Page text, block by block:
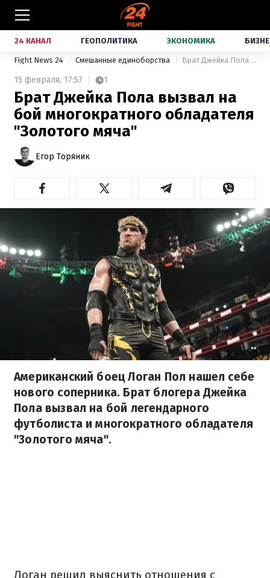
24 КАНАЛ ГЕОПОЛИТИКА ЭКОНОМИКА
Fight News 24 Смешанные единоборства Брат Джейка Пола вызвал на бой многократного обладателя "Золотого мяча"
15 февраля, 17:57 1
Брат Джейка Пола вызвал на
бой многократного обладателя
"Золотого мяча"
Егор Торяник
Американский боец Логан Пол нашел себе
нового соперника. Брат блогера Джейка
Пола вызвал на бой легендарного
футболиста и многократного обладателя
"Золотого мяча".
Логан решил выяснить отношения с